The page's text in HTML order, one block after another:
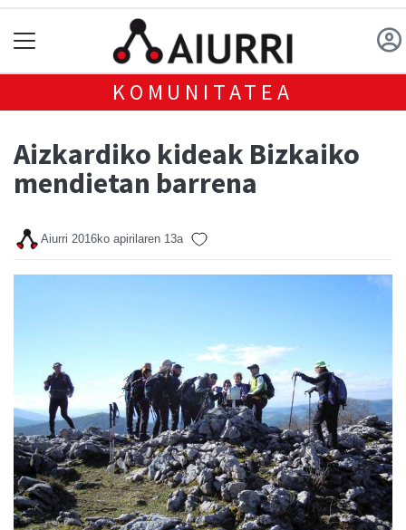
KOMUNITATEA
Aizkardiko kideak Bizkaiko
mendietan barrena
Aiurri 2016ko apirilaren 13a